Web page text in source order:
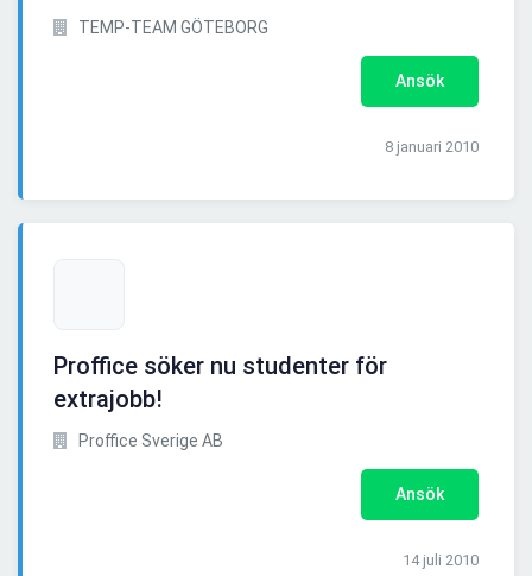
TEMP-TEAM GÖTEBORG
Ansök
8 januari 2010
Proffice söker nu studenter för
extrajobb!
Proffice Sverige AB
Ansök
14 juli 2010